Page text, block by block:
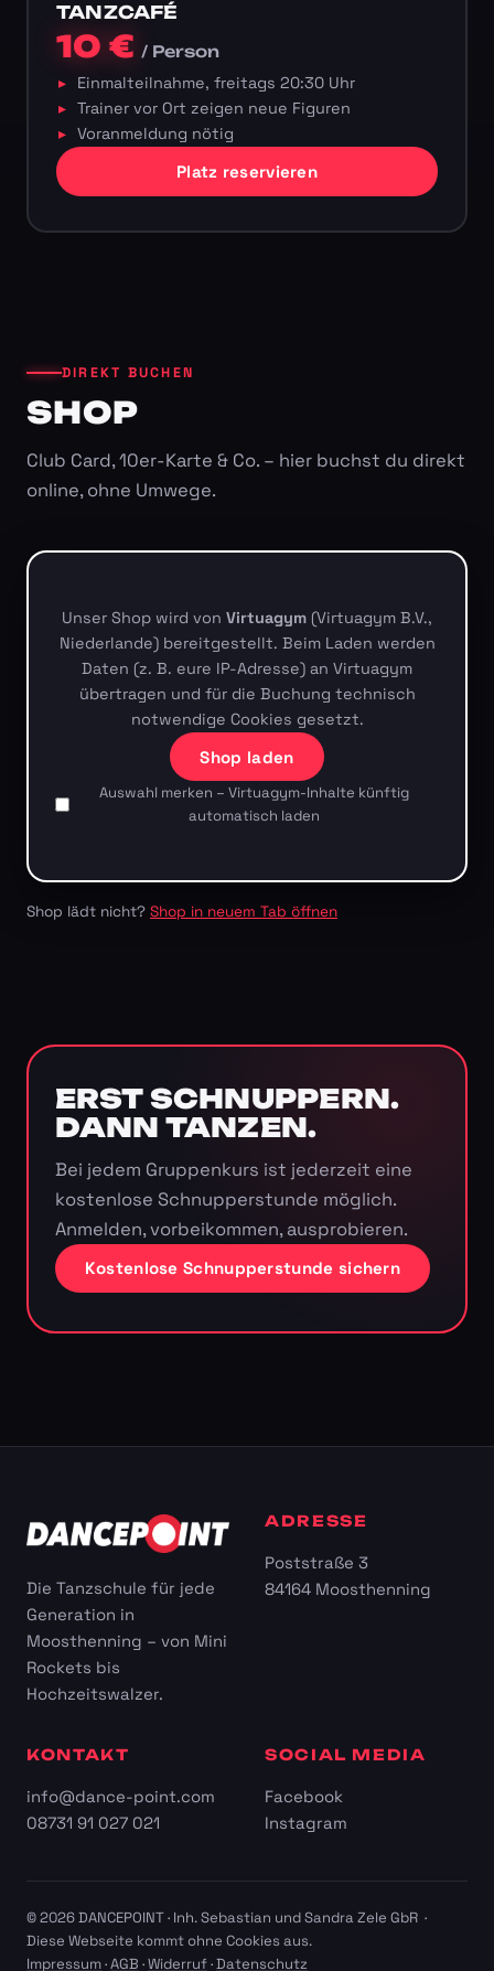
TANZCAFÉ
10 €/ Person
Einmalteilnahme, freitags 20:30 Uhr
Trainer vor Ort zeigen neue Figuren
Voranmeldung nötig
Platz reservieren
DIREKT BUCHEN
SHOP
Club Card, 10er-Karte & Co. – hier buchst du direkt
online, ohne Umwege.
Unser Shop wird von Virtuagym (Virtuagym B.V.,
Niederlande) bereitgestellt. Beim Laden werden
Daten (z. B. eure IP-Adresse) an Virtuagym
übertragen und für die Buchung technisch
notwendige Cookies gesetzt.
Shop laden
Auswahl merken – Virtuagym-Inhalte künftig
automatisch laden
Shop lädt nicht? Shop in neuem Tab öffnen
ERST SCHNUPPERN.
DANN TANZEN.
Bei jedem Gruppenkurs ist jederzeit eine
kostenlose Schnupperstunde möglich.
Anmelden, vorbeikommen, ausprobieren.
Kostenlose Schnupperstunde sichern
Die Tanzschule für jede
Generation in
Moosthenning – von Mini
Rockets bis
Hochzeitswalzer.
ADRESSE
Poststraße 3
84164 Moosthenning
KONTAKT
info@dance-point.com
08731 91 027 021
SOCIAL MEDIA
Facebook
Instagram
© 2026 DANCEPOINT · Inh. Sebastian und Sandra Zele GbR ·
Diese Webseite kommt ohne Cookies aus.
Impressum·AGB ·Widerruf·Datenschutz